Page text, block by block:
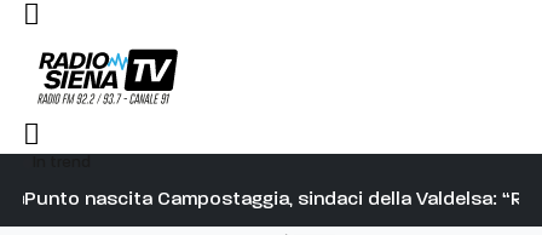
Punto nascita Campostaggia, sindaci della Valdelsa:
alla mossa ci sono, questo si chiama Palio”